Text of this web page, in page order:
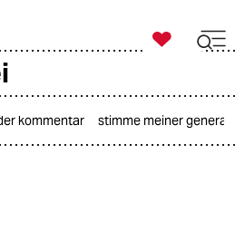
zahl ich

taz zahl ich
kommentar stimme meiner